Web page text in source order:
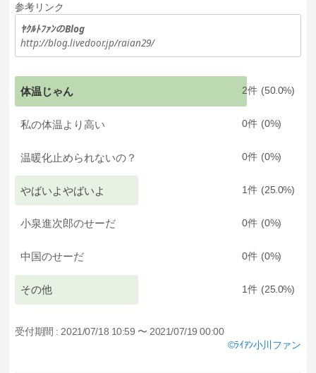
参考リンク
ﾔｸﾙﾄﾌｧﾝのBlog
http://blog.livedoor.jp/raian29/
体温じゃん 2 50.0
私の体温より高い 0 0
温暖化止められないの？ 0 0
やばいよやばいよ 1 25.0
小泉進次郎のせーだ 0 0
中国のせーだ 0 0
その他 1 25.0
受付期間 : 2021/07/18 10:59 〜 2021/07/19 00:00
ﾗｲｱﾝ小川ファン